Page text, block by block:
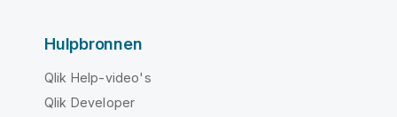
Hulpbronnen
Qlik Help-video's
Qlik Developer